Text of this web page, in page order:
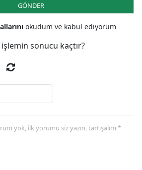
GÖNDER
okudum ve kabul ediyorum
sonucu kaçtır?
yok, ilk yorumu siz yazın, tartışalım *